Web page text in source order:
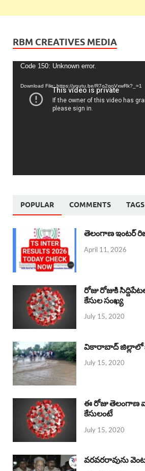
RBM CREATIVES MEDIA
Video
Code 150: Unknown error.
Download File: https://youtu.be/R7o2qoVxwRk?_=1
POPULAR COMMENTS TAGS
తెలంగాణ ఇంటర్
April 11, 2026
రోజు రోజుకి
కేసుల సంఖ్య
July 15, 2020
వికారాబాద్ జిల్లాలో
July 15, 2020
ఈ రోజు తెలంగాణ
కేసులంటే
July 15, 2020
వరవరరావును